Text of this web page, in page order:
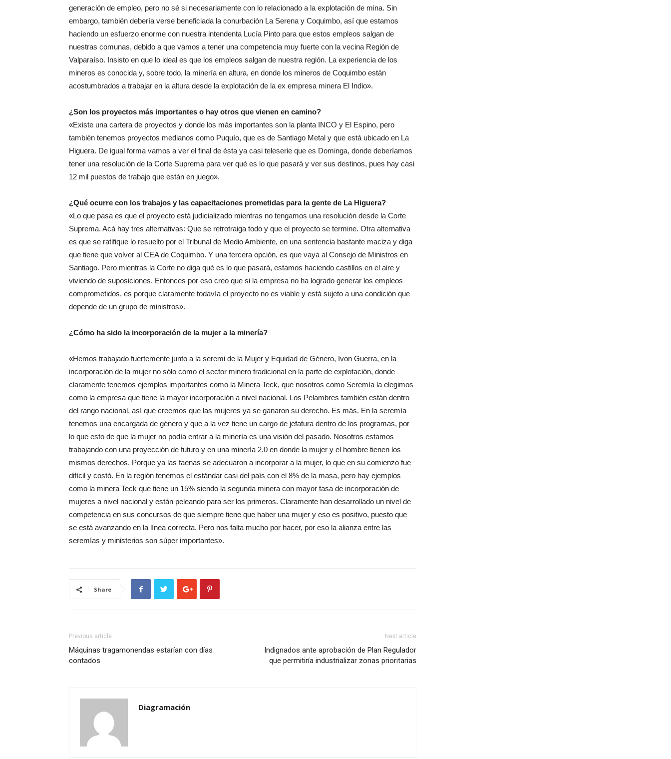
generación de empleo, pero no sé si necesariamente con lo relacionado a la explotación de mina. Sin
embargo, también debería verse beneficiada la conurbación La Serena y Coquimbo, así que estamos
haciendo un esfuerzo enorme con nuestra intendenta Lucía Pinto para que estos empleos salgan de
nuestras comunas, debido a que vamos a tener una competencia muy fuerte con la vecina Región de
Valparaíso. Insisto en que lo ideal es que los empleos salgan de nuestra región. La experiencia de los
mineros es conocida y, sobre todo, la minería en altura, en donde los mineros de Coquimbo están
acostumbrados a trabajar en la altura desde la explotación de la ex empresa minera El Indio».
¿Son los proyectos más importantes o hay otros que vienen en camino?
«Existe una cartera de proyectos y donde los más importantes son la planta INCO y El Espino, pero
también tenemos proyectos medianos como Puquío, que es de Santiago Metal y que está ubicado en La
Higuera. De igual forma vamos a ver el final de ésta ya casi teleserie que es Dominga, donde deberíamos
tener una resolución de la Corte Suprema para ver qué es lo que pasará y ver sus destinos, pues hay casi
12 mil puestos de trabajo que están en juego».
¿Qué ocurre con los trabajos y las capacitaciones prometidas para la gente de La Higuera?
«Lo que pasa es que el proyecto está judicializado mientras no tengamos una resolución desde la Corte
Suprema. Acá hay tres alternativas: Que se retrotraiga todo y que el proyecto se termine. Otra alternativa
es que se ratifique lo resuelto por el Tribunal de Medio Ambiente, en una sentencia bastante maciza y diga
que tiene que volver al CEA de Coquimbo. Y una tercera opción, es que vaya al Consejo de Ministros en
Santiago. Pero mientras la Corte no diga qué es lo que pasará, estamos haciendo castillos en el aire y
viviendo de suposiciones. Entonces por eso creo que si la empresa no ha logrado generar los empleos
comprometidos, es porque claramente todavía el proyecto no es viable y está sujeto a una condición que
depende de un grupo de ministros».
¿Cómo ha sido la incorporación de la mujer a la minería?
«Hemos trabajado fuertemente junto a la seremi de la Mujer y Equidad de Género, Ivon Guerra, en la
incorporación de la mujer no sólo como el sector minero tradicional en la parte de explotación, donde
claramente tenemos ejemplos importantes como la Minera Teck, que nosotros como Seremía la elegimos
como la empresa que tiene la mayor incorporación a nivel nacional. Los Pelambres también están dentro
del rango nacional, así que creemos que las mujeres ya se ganaron su derecho. Es más. En la seremía
tenemos una encargada de género y que a la vez tiene un cargo de jefatura dentro de los programas, por
lo que esto de que la mujer no podía entrar a la minería es una visión del pasado. Nosotros estamos
trabajando con una proyección de futuro y en una minería 2.0 en donde la mujer y el hombre tienen los
mismos derechos. Porque ya las faenas se adecuaron a incorporar a la mujer, lo que en su comienzo fue
difícil y costó. En la región tenemos el estándar casi del país con el 8% de la masa, pero hay ejemplos
como la minera Teck que tiene un 15% siendo la segunda minera con mayor tasa de incorporación de
mujeres a nivel nacional y están peleando para ser los primeros. Claramente han desarrollado un nivel de
competencia en sus concursos de que siempre tiene que haber una mujer y eso es positivo, puesto que
se está avanzando en la línea correcta. Pero nos falta mucho por hacer, por eso la alianza entre las
seremías y ministerios son súper importantes».
Share
Previous article
Máquinas tragamonendas estarían con días
contados
Next article
Indignados ante aprobación de Plan Regulador
que permitiría industrializar zonas prioritarias
Diagramación